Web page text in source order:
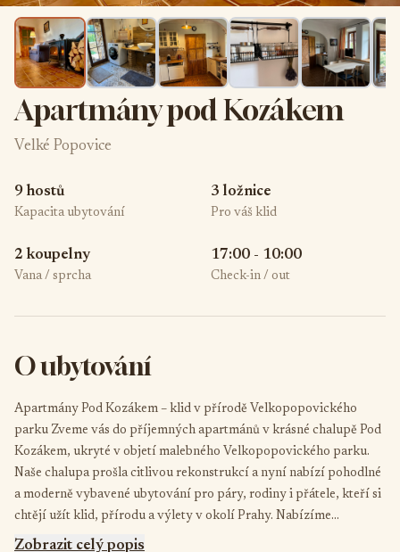
Apartmány pod Kozákem
Velké Popovice
9 hostů
Kapacita ubytování
3 ložnice
Pro váš klid
2 koupelny
Vana / sprcha
17:00 - 10:00
Check-in / out
O ubytování
Apartmány Pod Kozákem – klid v přírodě Velkopopovického
parku Zveme vás do příjemných apartmánů v krásné chalupě Pod
Kozákem, ukryté v objetí malebného Velkopopovického parku.
Naše chalupa prošla citlivou rekonstrukcí a nyní nabízí pohodlné
a moderně vybavené ubytování pro páry, rodiny i přátele, kteří si
chtějí užít klid, přírodu a výlety v okolí Prahy. Nabízíme
odpočinek ve dvou samostatných apartmánech nově
Zobrazit celý popis